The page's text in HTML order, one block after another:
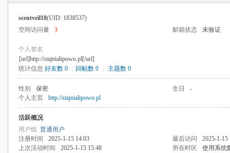
scentveil18(UID: 1838537)
空间访问量
3 邮箱状态 未验证
个人签名
[url]http://stajnialipowo.pl[/url]
统计信息 好友数 0 回帖数 0 主题数 0
性别 保密 生日
-
个人主页
http://stajnialipowo.pl
活跃概况
用户组 普通用户
注册时间
2025-1-15 14:03 最后访问
2025-1-15
上次活动时间
2025-1-15 15:48 所在时区 使用系统